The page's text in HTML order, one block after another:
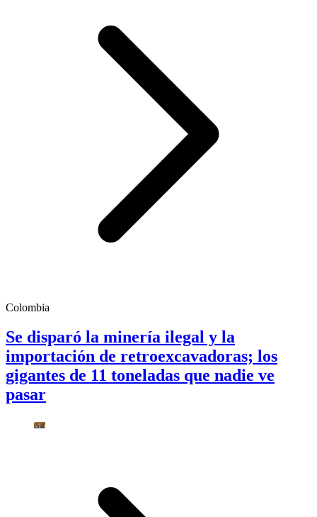
Colombia
Se disparó la minería ilegal y la
importación de retroexcavadoras; los
gigantes de 11 toneladas que nadie ve
pasar